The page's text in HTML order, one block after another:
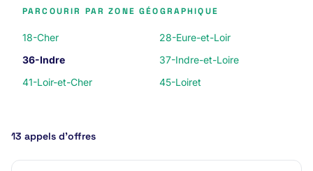
PARCOURIR PAR ZONE GÉOGRAPHIQUE
18-Cher
28-Eure-et-Loir
36-Indre
37-Indre-et-Loire
41-Loir-et-Cher
45-Loiret
13 appels d’offres